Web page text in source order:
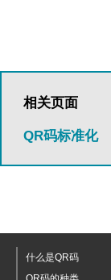
相关页面
QR码标准化
什么是QR码